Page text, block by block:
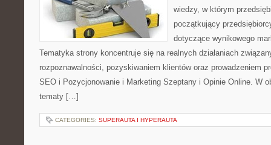
wiedzy, w którym
początkujący
dotyczące wynikowego
Tematyka strony koncentruje się na realnych działaniach
rozpoznawalności, pozyskiwaniem klientów oraz prowadzeniem
SEO i Pozycjonowanie i Marketing Szeptany i Opinie Online. W
tematy […]
CATEGORIES: SUPERAUTA I HYPERAUTA